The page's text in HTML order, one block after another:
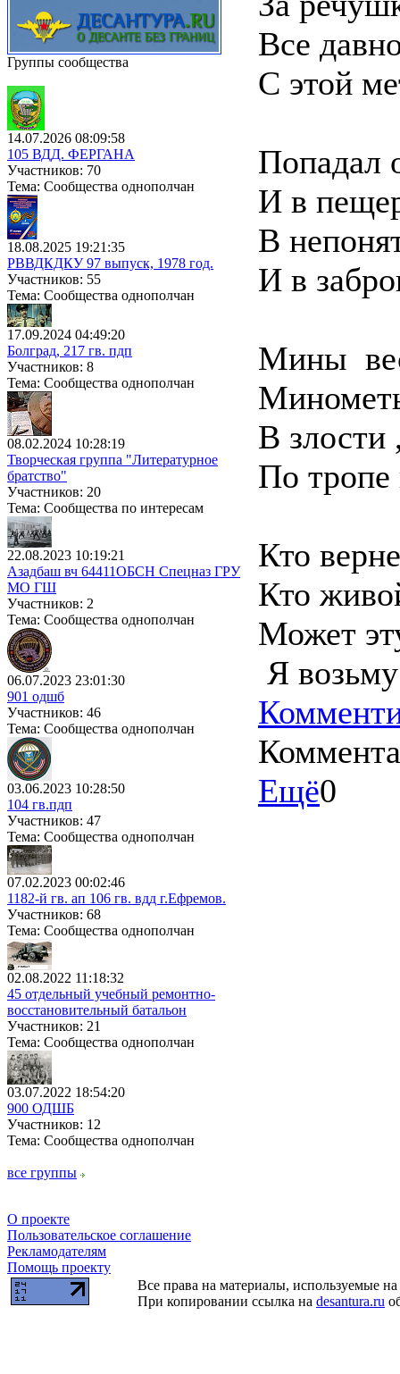
Группы сообщества
14.07.2026 08:09:58
105 ВДД. ФЕРГАНА
Участников: 70
Тема: Сообщества однополчан
18.08.2025 19:21:35
РВВДКДКУ 97 выпуск, 1978 год.
Участников: 55
Тема: Сообщества однополчан
17.09.2024 04:49:20
Болград, 217 гв. пдп
Участников: 8
Тема: Сообщества однополчан
08.02.2024 10:28:19
Творческая группа "Литературное
братство"
Участников: 20
Тема: Сообщества по интересам
22.08.2023 10:19:21
Азадбаш вч 64411ОБСН Спецназ ГРУ
МО ГШ
Участников: 2
Тема: Сообщества однополчан
06.07.2023 23:01:30
901 одшб
Участников: 46
Тема: Сообщества однополчан
03.06.2023 10:28:50
104 гв.пдп
Участников: 47
Тема: Сообщества однополчан
07.02.2023 00:02:46
1182-й гв. ап 106 гв. вдд г.Ефремов.
Участников: 68
Тема: Сообщества однополчан
02.08.2022 11:18:32
45 отдельный учебный ремонтно-
восстановительный батальон
Участников: 21
Тема: Сообщества однополчан
03.07.2022 18:54:20
900 ОДШБ
Участников: 12
Тема: Сообщества однополчан
все группы
О проекте
Пользовательское соглашение
Рекламодателям
Помощь проекту
Все
С этой
Попадал
И в
В
И в
Мины
В злости
По тропе
Кто
Кто
Может
Я
Ещё0
Все права на материалы, используемые
При копировании ссылка на desantura.ru